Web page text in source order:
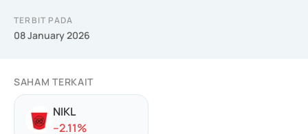
TERBIT PADA
08 January 2026
SAHAM TERKAIT
NIKL
--2.11%